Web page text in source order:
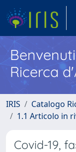
Ricerca
IRIS Catalogo
1.1 Articolo in
Covid-19,